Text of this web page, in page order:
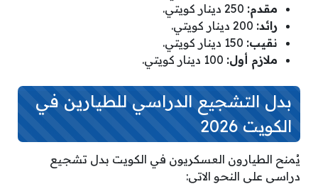
مقدم:
رائد:
نقيب:
ملازم أول:
بدل التشجيع الدراسي للطيارين في
الكويت 2026
يُمنح الطيارون العسكريون في الكويت بدل تشجيع
دراسي على النحو الاتي: